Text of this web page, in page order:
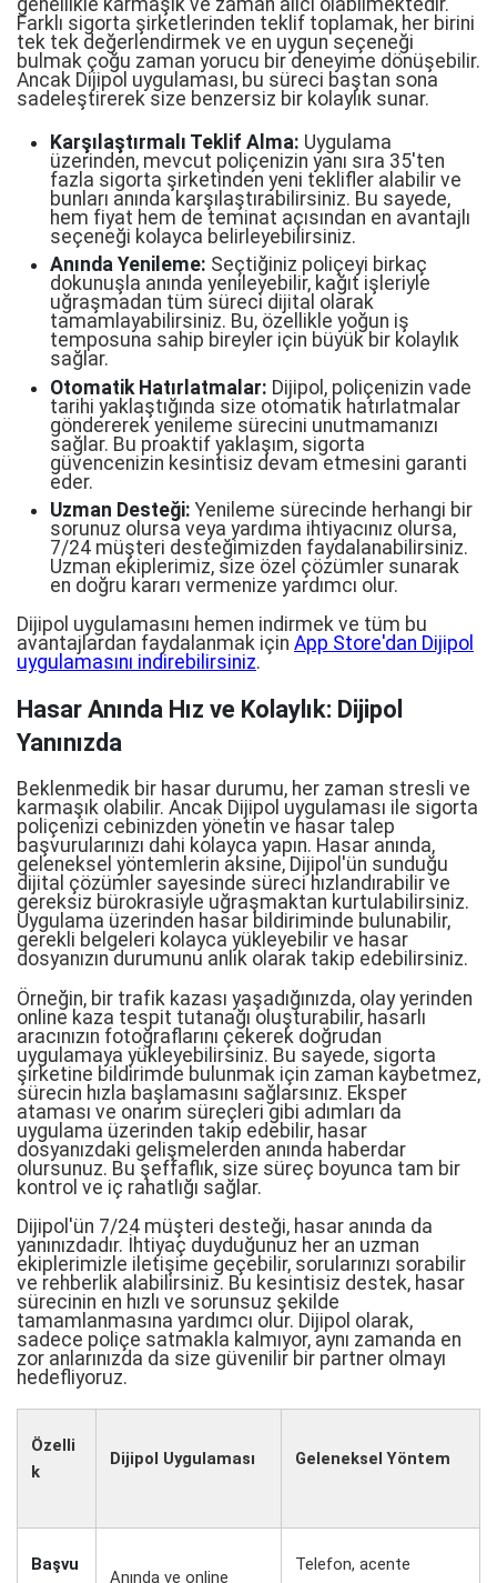
Farklı sigorta şirketlerinden teklif toplamak, her birini
tek tek değerlendirmek ve en uygun seçeneği
bulmak çoğu zaman yorucu bir deneyime dönüşebilir.
Ancak Dijipol uygulaması, bu süreci baştan sona
sadeleştirerek size benzersiz bir kolaylık sunar.
Karşılaştırmalı Teklif Alma: Uygulama
üzerinden, mevcut poliçenizin yanı sıra 35'ten
fazla sigorta şirketinden yeni teklifler alabilir ve
bunları anında karşılaştırabilirsiniz. Bu sayede,
hem fiyat hem de teminat açısından en avantajlı
seçeneği kolayca belirleyebilirsiniz.
Anında Yenileme: Seçtiğiniz poliçeyi birkaç
dokunuşla anında yenileyebilir, kağıt işleriyle
uğraşmadan tüm süreci dijital olarak
tamamlayabilirsiniz. Bu, özellikle yoğun iş
temposuna sahip bireyler için büyük bir kolaylık
sağlar.
Otomatik Hatırlatmalar: Dijipol, poliçenizin vade
tarihi yaklaştığında size otomatik hatırlatmalar
göndererek yenileme sürecini unutmamanızı
sağlar. Bu proaktif yaklaşım, sigorta
güvencenizin kesintisiz devam etmesini garanti
eder.
Uzman Desteği: Yenileme sürecinde herhangi bir
sorunuz olursa veya yardıma ihtiyacınız olursa,
7/24 müşteri desteğimizden faydalanabilirsiniz.
Uzman ekiplerimiz, size özel çözümler sunarak
en doğru kararı vermenize yardımcı olur.
Dijipol uygulamasını hemen indirmek ve tüm bu
avantajlardan faydalanmak için App Store'dan Dijipol
uygulamasını indirebilirsiniz.
Hasar Anında Hız ve Kolaylık: Dijipol
Yanınızda
Beklenmedik bir hasar durumu, her zaman stresli ve
karmaşık olabilir. Ancak Dijipol uygulaması ile sigorta
poliçenizi cebinizden yönetin ve hasar talep
başvurularınızı dahi kolayca yapın. Hasar anında,
geleneksel yöntemlerin aksine, Dijipol'ün sunduğu
dijital çözümler sayesinde süreci hızlandırabilir ve
gereksiz bürokrasiyle uğraşmaktan kurtulabilirsiniz.
Uygulama üzerinden hasar bildiriminde bulunabilir,
gerekli belgeleri kolayca yükleyebilir ve hasar
dosyanızın durumunu anlık olarak takip edebilirsiniz.
Örneğin, bir trafik kazası yaşadığınızda, olay yerinden
online kaza tespit tutanağı oluşturabilir, hasarlı
aracınızın fotoğraflarını çekerek doğrudan
uygulamaya yükleyebilirsiniz. Bu sayede, sigorta
şirketine bildirimde bulunmak için zaman kaybetmez,
sürecin hızla başlamasını sağlarsınız. Eksper
ataması ve onarım süreçleri gibi adımları da
uygulama üzerinden takip edebilir, hasar
dosyanızdaki gelişmelerden anında haberdar
olursunuz. Bu şeffaflık, size süreç boyunca tam bir
kontrol ve iç rahatlığı sağlar.
Dijipol'ün 7/24 müşteri desteği, hasar anında da
yanınızdadır. İhtiyaç duyduğunuz her an uzman
ekiplerimizle iletişime geçebilir, sorularınızı sorabilir
ve rehberlik alabilirsiniz. Bu kesintisiz destek, hasar
sürecinin en hızlı ve sorunsuz şekilde
tamamlanmasına yardımcı olur. Dijipol olarak,
sadece poliçe satmakla kalmıyor, aynı zamanda en
zor anlarınızda da size güvenilir bir partner olmayı
hedefliyoruz.
Özelli
k
Dijipol Uygulaması Geleneksel Yöntem
Başvu
Anında ve online
Telefon, acente